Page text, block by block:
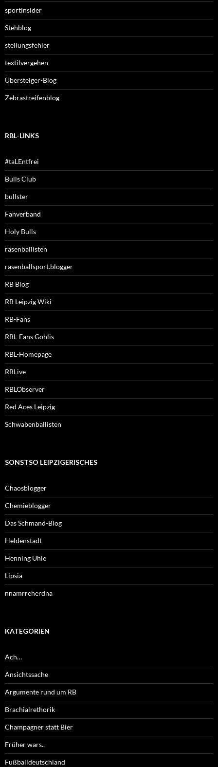
sportinsider
Stehblog
stellungsfehler
textilvergehen
Übersteiger-Blog
Zebrastreifenblog
RBL-LINKS
#taLEntfrei
Bulls Club
bullster
Fanverband
Holy Bulls
rasenballisten
rasenballsport.blogger
RB Blog
RB Leipzig Wiki
RB-Fans
RBL-Fans Gohlis
RBL-Homepage
RBLive
RBLObserver
Red Aces Leipzig
Schwabenballisten
SONSTSO LEIPZIGERISCHES
Chaosblogger
Chemieblogger
Das Schmand-Blog
Heldenstadt
Henning Uhle
Lipsia
nnamrreherdna
KATEGORIEN
Ach…
Ansichtssache
Argumente rund um RB
Brachialrethorik
Champagner statt Bier
Früher wars..
Fußballdeutschland